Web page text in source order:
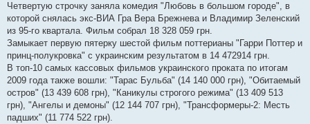
Четвертую строчку заняла комедия "Любовь в большом городе", в
которой снялась экс-ВИА Гра Вера Брежнева и Владимир Зеленский
из 95-го квартала. Фильм собрал 18 328 059 грн.
Замыкает первую пятерку шестой фильм поттерианы "Гарри Поттер и
принц-полукровка" с украинским результатом в 14 472914 грн.
В топ-10 самых кассовых фильмов украинского проката по итогам
2009 года также вошли: "Тарас Бульба" (14 140 000 грн), "Обитаемый
остров" (13 439 608 грн), "Каникулы строгого режима" (13 409 513
грн), "Ангелы и демоны" (12 144 707 грн), "Трансформеры-2: Месть
падших" (11 774 522 грн).